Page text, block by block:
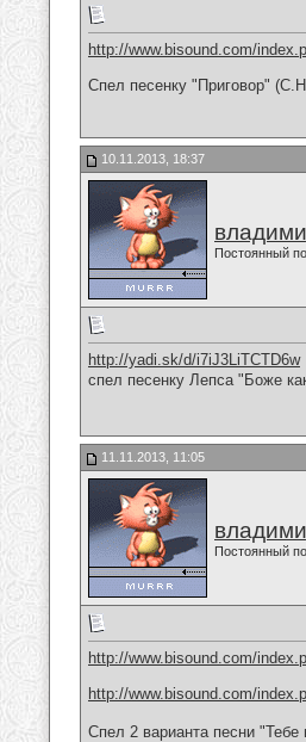
http://www.bisound.com/
Спел песенку "Приговор"
10.11.2013, 18:37
Постоянный
http://yadi.sk/d/i7iJ3LiTCTD6w
спел песенку Лепса "Боже
11.11.2013, 11:05
Постоянный
http://www.bisound.com/
http://www.bisound.com/
Спел 2 варианта песни